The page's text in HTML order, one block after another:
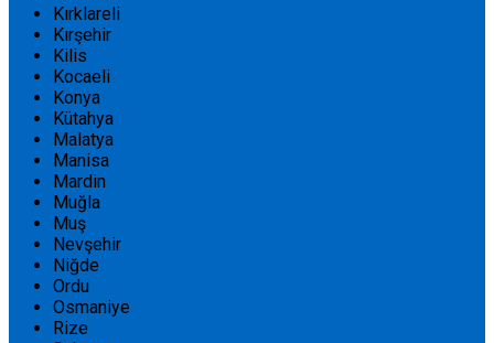
Kırklareli
Kırşehir
Kilis
Kocaeli
Konya
Kütahya
Malatya
Manisa
Mardin
Muğla
Muş
Nevşehir
Niğde
Ordu
Osmaniye
Rize